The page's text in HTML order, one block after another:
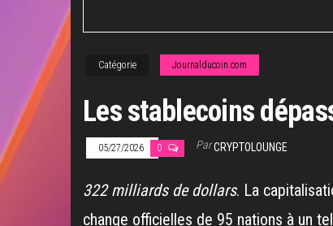
Catégorie Journalducoin.com
Les stablecoins
05/27/2026 0 ParCRYPTOLOUNGE
322 milliards de dollars. La
change officielles de 95 nations à un